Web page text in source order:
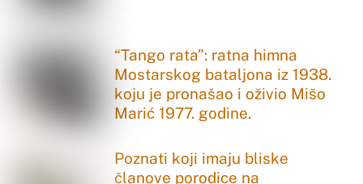
“Tango rata”: ratna himna
Mostarskog bataljona iz 1938.
koju je pronašao i oživio Mišo
Marić 1977. godine.
Poznati koji imaju bliske
članove porodice na